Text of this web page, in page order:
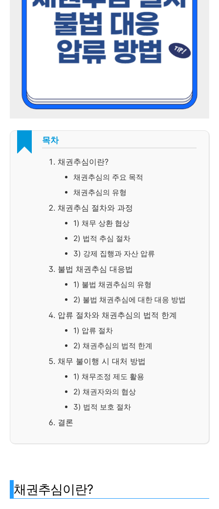
목차
채권추심이란?
채권추심의 주요 목적
채권추심의 유형
채권추심 절차와 과정
1) 채무 상환 협상
2) 법적 추심 절차
3) 강제 집행과 자산 압류
불법 채권추심 대응법
1) 불법 채권추심의 유형
2) 불법 채권추심에 대한 대응 방법
압류 절차와 채권추심의 법적 한계
1) 압류 절차
2) 채권추심의 법적 한계
채무 불이행 시 대처 방법
1) 채무조정 제도 활용
2) 채권자와의 협상
3) 법적 보호 절차
결론
채권추심이란?